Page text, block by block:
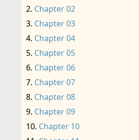
Chapter 02
Chapter 03
Chapter 04
Chapter 05
Chapter 06
Chapter 07
Chapter 08
Chapter 09
Chapter 10